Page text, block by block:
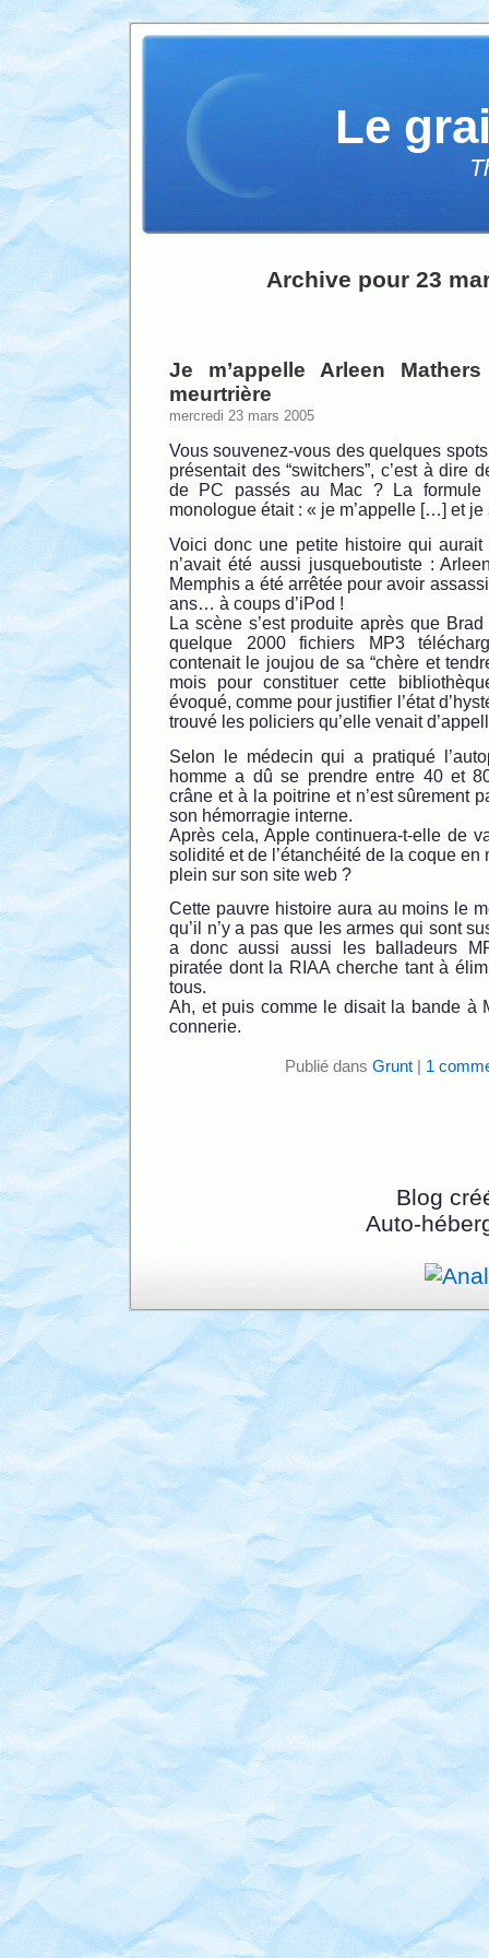
Le
Archive pour 23
Je m’appelle Arleen
meurtrière
mercredi 23 mars 2005
Vous souvenez-vous des quelques
présentait des “switchers”, c’est à dire
de PC passés au Mac ? La formule
monologue était : « je m’appelle […] et
Voici donc une petite histoire qui
n’avait été aussi jusqueboutiste :
Memphis a été arrêtée pour avoir
ans… à coups d’iPod !
La scène s’est produite après que
quelque 2000 fichiers MP3
contenait le joujou de sa “chère et
mois pour constituer cette
évoqué, comme pour justifier l’état
trouvé les policiers qu’elle venait
Selon le médecin qui a pratiqué
homme a dû se prendre entre 40 et
crâne et à la poitrine et n’est sûrement
son hémorragie interne.
Après cela, Apple continuera-t-elle de
solidité et de l’étanchéité de la coque
plein sur son site web ?
Cette pauvre histoire aura au moins le
qu’il n’y a pas que les armes qui sont
a donc aussi aussi les balladeurs
piratée dont la RIAA cherche tant à
tous.
Ah, et puis comme le disait la bande à
connerie.
Publié dans Grunt| 1
Blog
Auto-